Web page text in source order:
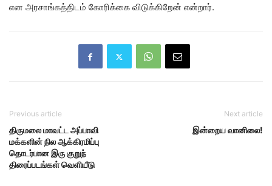
என அரசாங்கத்திடம் கோரிக்கை விடுக்கிறேன் என்றார்.
Previous article
திருமலை மாவட்ட அப்பாவி
மக்களின் நில ஆக்கிரமிப்பு
தொடர்பான இரு குறுந்
திரைப்படங்கள் வெளியீடு
Next article
இன்றைய வானிலை!